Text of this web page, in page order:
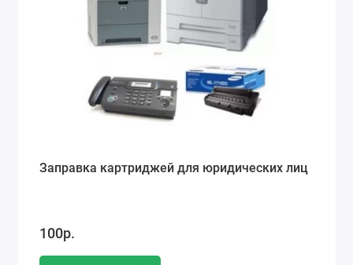
Заправка картриджей для юридических лиц
100р.